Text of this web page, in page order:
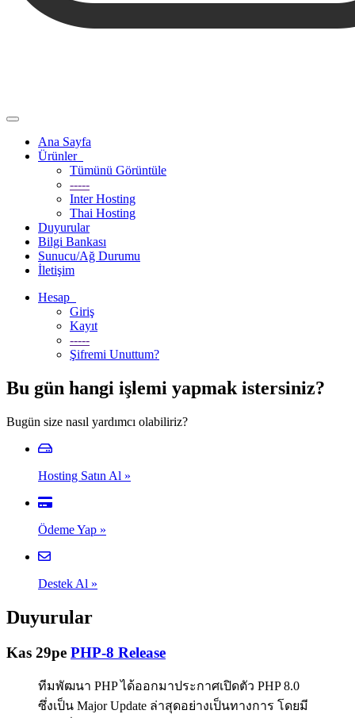
Gezinmeyi
değiştirAna Sayfa
Ürünler
Tümünü Görüntüle
-----
Inter Hosting
Thai Hosting
Duyurular
Bilgi Bankası
Sunucu/Ağ Durumu
İletişim
Hesap
Giriş
Kayıt
-----
Şifremi Unuttum?
Bu gün hangi işlemi yapmak istersiniz?
Bugün size nasıl yardımcı olabiliriz?
Hosting Satın Al »
Ödeme Yap »
Destek Al »
Duyurular
Kas 29pe PHP-8 Release
ทีมพัฒนา PHP ได้ออกมาประกาศเปิดตัว PHP 8.0
ซึ่งเป็น Major Update ล่าสุดอย่างเป็นทางการ โดยมี